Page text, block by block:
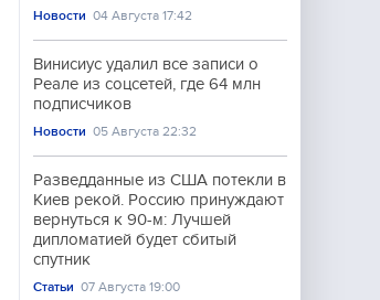
Новости 04 Августа 17:42
Винисиус удалил все записи о
Реале из соцсетей, где 64 млн
подписчиков
Новости 05 Августа 22:32
Разведданные из США потекли в
Киев рекой. Россию принуждают
вернуться к 90-м: Лучшей
дипломатией будет сбитый
спутник
Статьи 07 Августа 19:00